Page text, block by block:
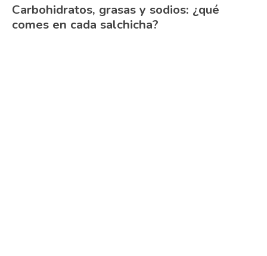
Carbohidratos, grasas y sodios: ¿qué
comes en cada salchicha?